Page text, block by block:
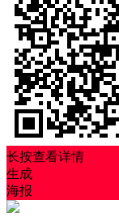
长按查看详情
生成
海报